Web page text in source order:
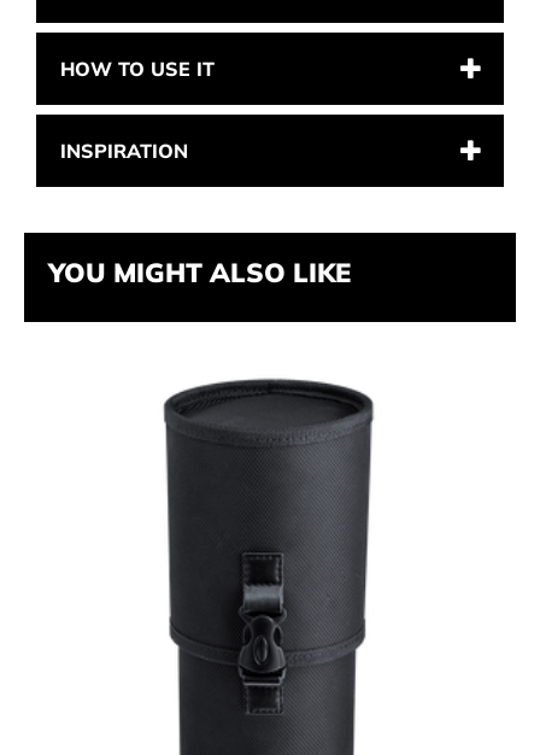
HOW TO USE IT
INSPIRATION
YOU MIGHT ALSO LIKE